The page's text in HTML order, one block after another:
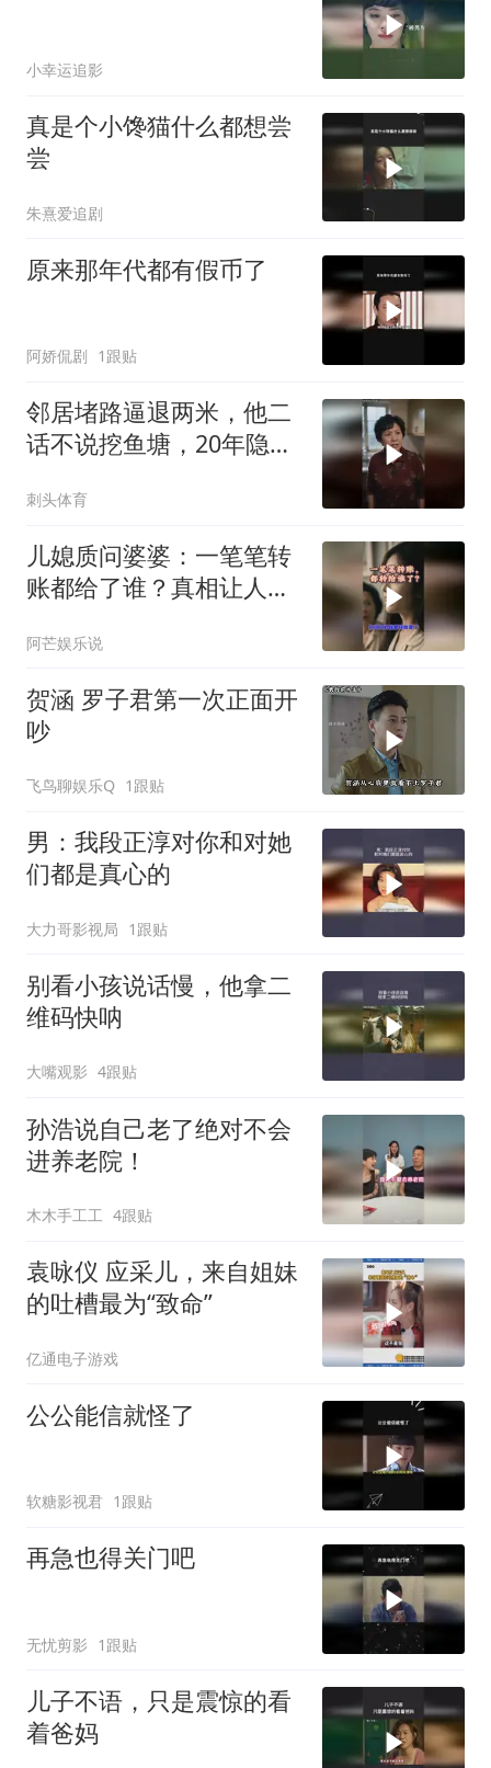
小幸运追影
真是个小馋猫什么都想尝
尝
朱熹爱追剧
原来那年代都有假币了
阿娇侃剧 1跟贴
邻居堵路逼退两米，他二
话不说挖鱼塘，20年隐忍
刺头体育
儿媳质问婆婆：一笔笔转
账都给了谁？真相让人沉
阿芒娱乐说
贺涵 罗子君第一次正面开
吵
飞鸟聊娱乐Q 1跟贴
男：我段正淳对你和对她
们都是真心的
大力哥影视局 1跟贴
别看小孩说话慢，他拿二
维码快呐
大嘴观影 4跟贴
孙浩说自己老了绝对不会
进养老院！
木木手工工 4跟贴
袁咏仪 应采儿，来自姐妹
的吐槽最为“致命”
亿通电子游戏
公公能信就怪了
软糖影视君 1跟贴
再急也得关门吧
无忧剪影 1跟贴
儿子不语，只是震惊的看
着爸妈